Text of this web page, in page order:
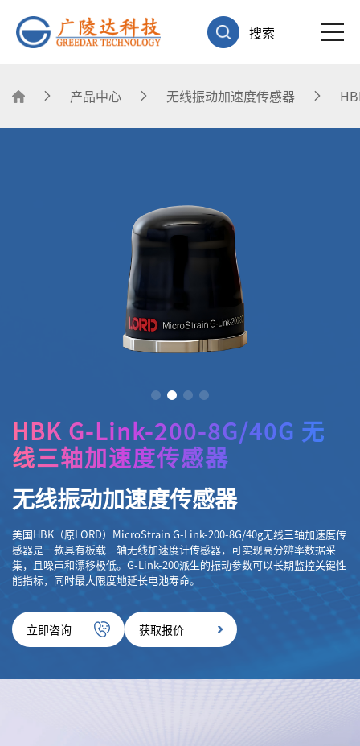
搜索
产品中心 无线振动加速度传感器
HBK G-Link-200-8G/40G 无
线三轴加速度传感器
无线振动加速度传感器
美国HBK（原LORD）MicroStrain G-Link-200-8G/40g无线三轴加速度传
感器是一款具有板载三轴无线加速度计传感器，可实现高分辨率数据采
集，且噪声和漂移极低。G-Link-200派生的振动参数可以长期监控关键性
能指标，同时最大限度地延长电池寿命。
立即咨询 获取报价